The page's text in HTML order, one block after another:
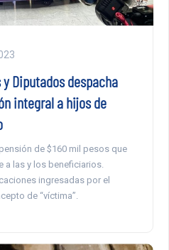
Diputados despacha
integral a hijos de
de $160 mil pesos que
a las y los beneficiarios.
ingresadas por el
de “víctima”.